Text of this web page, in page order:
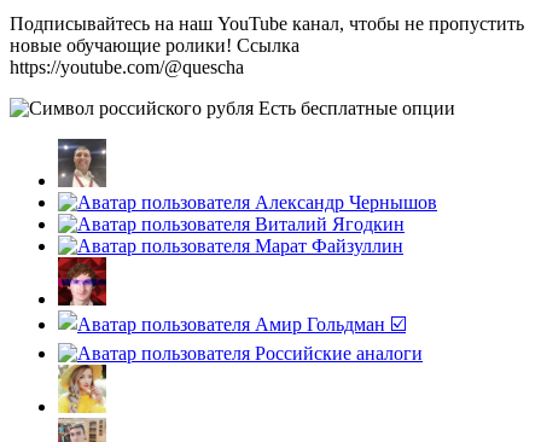
Подписывайтесь на наш YouTube канал, чтобы не пропустить
новые обучающие ролики! Ссылка
https://youtube.com/@quescha
Есть бесплатные опции